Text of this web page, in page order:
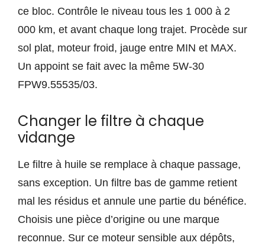
ce bloc. Contrôle le niveau tous les 1 000 à 2
000 km, et avant chaque long trajet. Procède sur
sol plat, moteur froid, jauge entre MIN et MAX.
Un appoint se fait avec la même 5W-30
FPW9.55535/03.
Changer le filtre à chaque
vidange
Le filtre à huile se remplace à chaque passage,
sans exception. Un filtre bas de gamme retient
mal les résidus et annule une partie du bénéfice.
Choisis une pièce d’origine ou une marque
reconnue. Sur ce moteur sensible aux dépôts,